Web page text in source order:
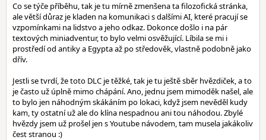
Co se týče příběhu, tak je tu mírně zmenšena ta filozofická stránka,
ale větší důraz je kladen na komunikaci s dalšími AI, které pracují se
vzpomínkami na lidstvo a jeho odkaz. Dokonce došlo i na pár
textových miniadventur, to bylo velmi osvěžující. Líbila se mi i
prostředí od antiky a Egypta až po středověk, vlastně podobně jako
dřív.
Jestli se tvrdí, že toto DLC je těžké, tak je tu ještě sběr hvězdiček, a to
je často už úplně mimo chápání. Ano, jednu jsem mimoděk našel, ale
to bylo jen náhodným skákáním po lokaci, když jsem nevěděl kudy
kam, ty ostatní už ale do klína nespadnou ani tou náhodou. Zbylé
hvězdy jsem už prošel jen s Youtube návodem, tam musela jakákoliv
čest stranou :)